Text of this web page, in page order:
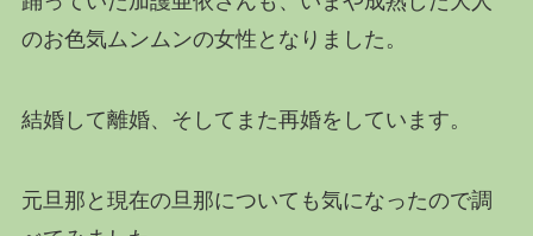
のお色気ムンムンの女性となりました。
結婚して離婚、そしてまた再婚をしています。
元旦那と現在の旦那についても気になったので調